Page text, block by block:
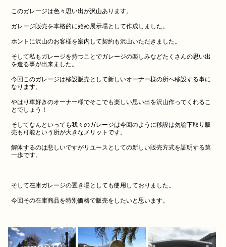
このガレージは色々思い出が沢山あります。
ガレージ販売を本格的に始め展示場として作成しました。
ホントに沢山のお客様を案内して契約も沢山いただきました。
そして私もガレージを持つことでガレージの楽しみなどたくさんの思い出
を造る事が出来ました。
今回このガレージは移設販売として新しいオーナー様の所へ移設する事に
なります。
やはり車好きのオーナー様でそこでも楽しい思い出を沢山作ってくれるこ
とでしょう！
そしてなんといっても我々のガレージは今回のように移設は勿論下取り販
売も可能という所が大きなメリットです。
解体するのは悲しいですがリユースとしての新しい販売方式を証明する第
一歩です。
そして在庫ガレージの置き場としても使用しておりました。
今回その在庫商品を特別価格で販売をしたいと思います。